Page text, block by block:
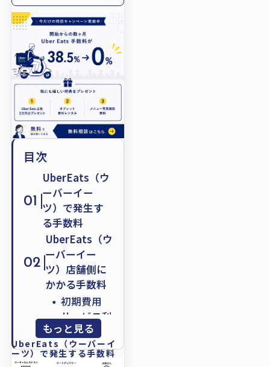
目次
01
UberEats（ウ
ーバーイー
ツ）で発生す
る手数料
02
UberEats（ウ
ーバーイー
ツ）店舗側に
かかる手数料
・ 初期費用
・サービス利
用手数料
03
手数料負けを
防ぐ15%ルー
もっと見る
UberEats（ウーバーイ
ーツ）で発生する手数料